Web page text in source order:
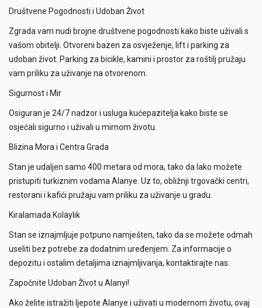
Društvene Pogodnosti i Udoban Život
Zgrada vam nudi brojne društvene pogodnosti kako biste uživali s
vašom obitelji. Otvoreni bazen za osvježenje, lift i parking za
udoban život. Parking za bicikle, kamini i prostor za roštilj pružaju
vam priliku za uživanje na otvorenom.
Sigurnost i Mir
Osiguran je 24/7 nadzor i usluga kućepazitelja kako biste se
osjećali sigurno i uživali u mirnom životu.
Blizina Mora i Centra Grada
Stan je udaljen samo 400 metara od mora, tako da lako možete
pristupiti turkiznim vodama Alanye. Uz to, obližnji trgovački centri,
restorani i kafići pružaju vam priliku za uživanje u gradu.
Kiralamada Kolaylık
Stan se iznajmljuje potpuno namješten, tako da se možete odmah
useliti bez potrebe za dodatnim uređenjem. Za informacije o
depozitu i ostalim detaljima iznajmljivanja, kontaktirajte nas.
Započnite Udoban Život u Alanyi!
Ako želite istražiti ljepote Alanye i uživati u modernom životu, ovaj